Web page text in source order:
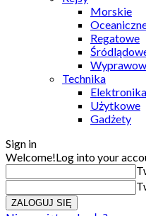
Morskie
Regatowe
Technika
Elektronika
Użytkowe
Gadżety
Sign in
Welcome!Log into your